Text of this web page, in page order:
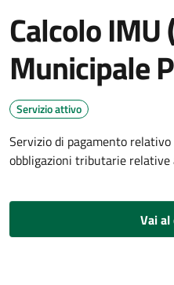
Calcolo
Municipale
Servizio attivo
Servizio di pagamento
obbligazioni tributarie
Vai al